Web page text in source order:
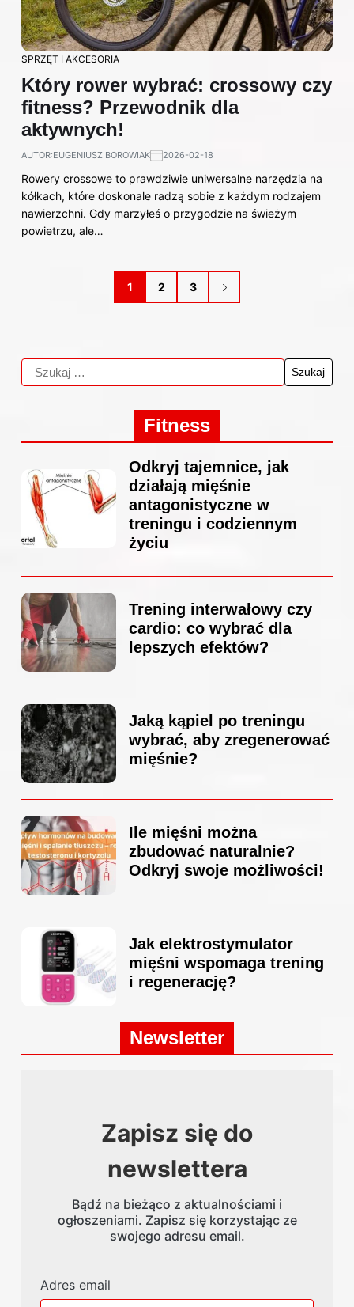
SPRZĘT I AKCESORIA
Który rower wybrać: crossowy czy
fitness? Przewodnik dla
aktywnych!
AUTOR:EUGENIUSZ BOROWIAK 2026-02-18
Rowery crossowe to prawdziwie uniwersalne narzędzia na
kółkach, które doskonale radzą sobie z każdym rodzajem
nawierzchni. Gdy marzyłeś o przygodzie na świeżym
powietrzu, ale…
1 2 3
Fitness
Odkryj tajemnice, jak
działają mięśnie
antagonistyczne w
treningu i codziennym
życiu
Trening interwałowy czy
cardio: co wybrać dla
lepszych efektów?
Jaką kąpiel po treningu
wybrać, aby zregenerować
mięśnie?
Ile mięśni można
zbudować naturalnie?
Odkryj swoje możliwości!
Jak elektrostymulator
mięśni wspomaga trening
i regenerację?
Newsletter
Zapisz się do
newslettera
Bądź na bieżąco z aktualnościami i
ogłoszeniami. Zapisz się korzystając ze
swojego adresu email.
Adres email